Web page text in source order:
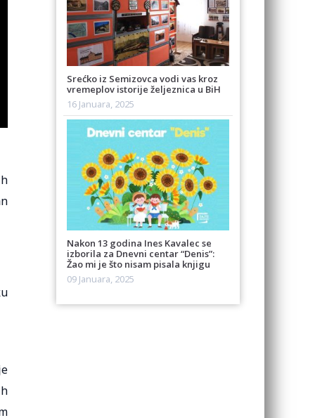
Srećko iz Semizovca vodi vas kroz
vremeplov istorije željeznica u BiH
16 Januara, 2025
Nakon 13 godina Ines Kavalec se
izborila za Dnevni centar “Denis”:
Žao mi je što nisam pisala knjigu
09 Januara, 2025